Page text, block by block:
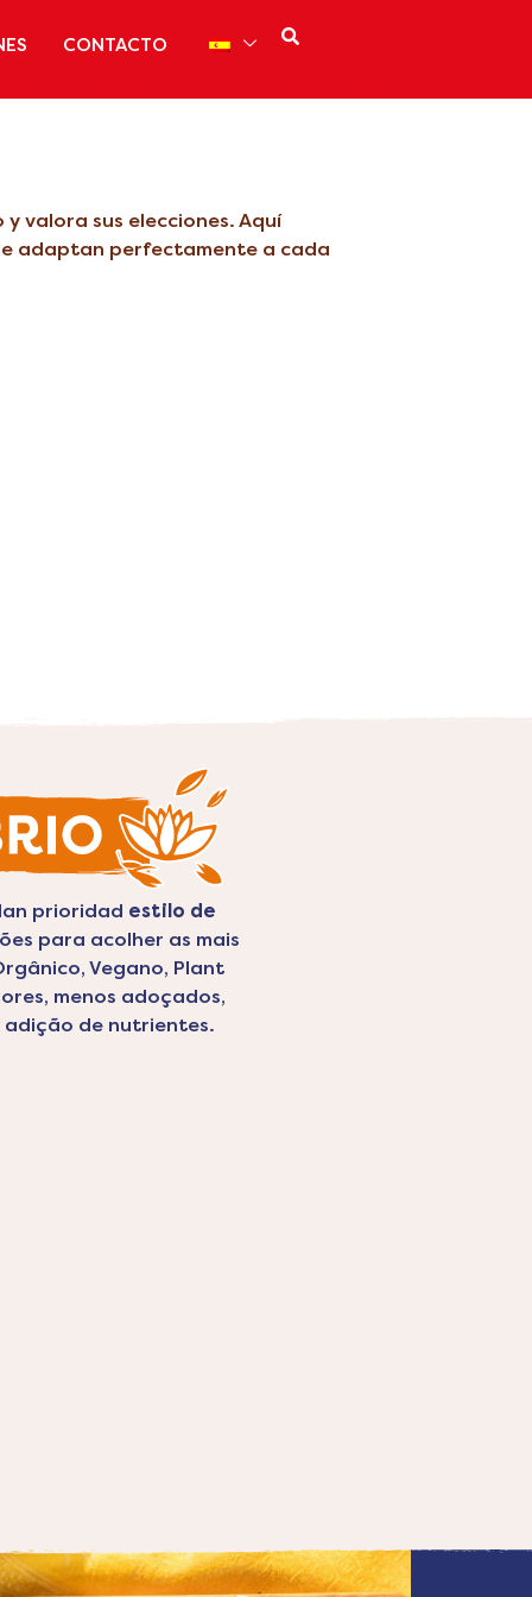
CONTACTO
valora sus elecciones. Aquí
adaptan perfectamente a cada
prioridad estilo de
para acolher as mais
Vegano, Plant
menos adoçados,
de nutrientes.